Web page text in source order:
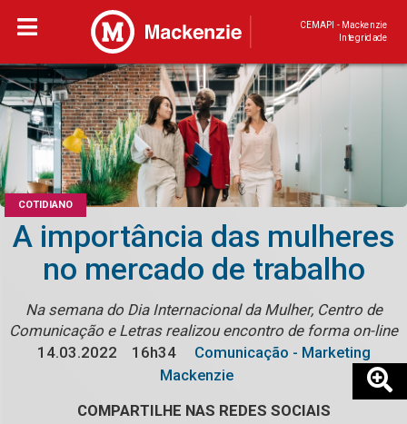
CEMAPI - Mackenzie
Integridade
COTIDIANO
A importância das mulheres
no mercado de trabalho
Na semana do Dia Internacional da Mulher, Centro de
Comunicação e Letras realizou encontro de forma on-line
14.03.2022
16h34
Comunicação - Marketing
Mackenzie
COMPARTILHE NAS REDES SOCIAIS